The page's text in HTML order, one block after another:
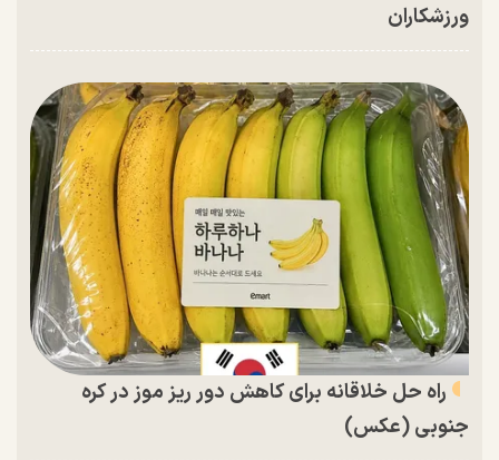
ورزشکاران
راه حل خلاقانه برای کاهش دور ریز موز در کره
جنوبی (عکس)